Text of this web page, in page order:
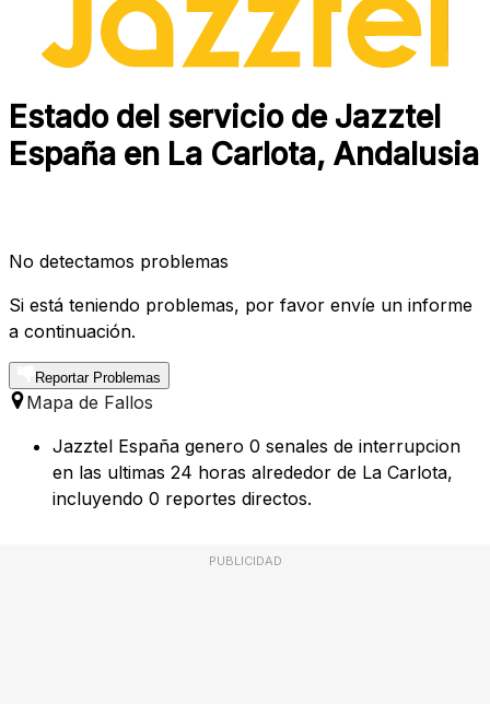
Estado del servicio de Jazztel
España en La Carlota, Andalusia
No detectamos problemas
Si está teniendo problemas, por favor envíe un informe
a continuación.
Reportar Problemas
Mapa de Fallos
Jazztel España genero 0 senales de interrupcion
en las ultimas 24 horas alrededor de La Carlota,
incluyendo 0 reportes directos.
PUBLICIDAD